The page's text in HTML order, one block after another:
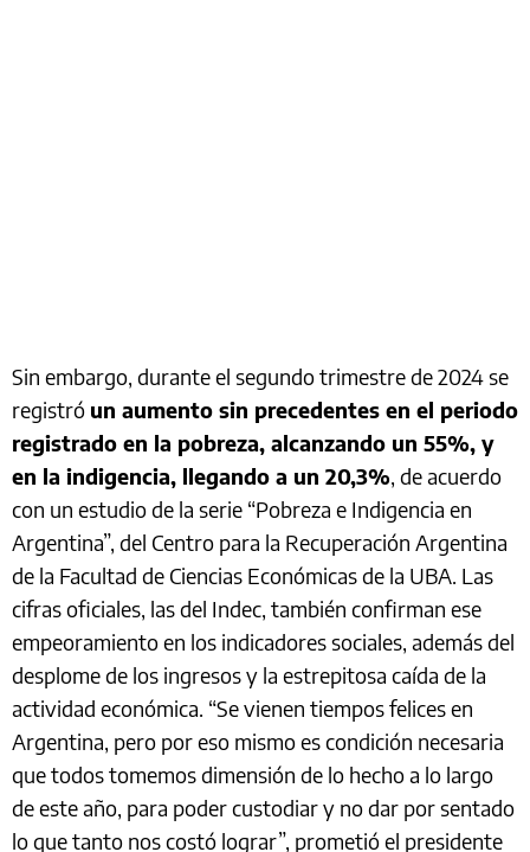
Sin embargo, durante el segundo trimestre de 2024 se
registró un aumento sin precedentes en el periodo
registrado en la pobreza, alcanzando un 55%, y
en la indigencia, llegando a un 20,3%, de acuerdo
con un estudio de la serie “Pobreza e Indigencia en
Argentina”, del Centro para la Recuperación Argentina
de la Facultad de Ciencias Económicas de la UBA. Las
cifras oficiales, las del Indec, también confirman ese
empeoramiento en los indicadores sociales, además del
desplome de los ingresos y la estrepitosa caída de la
actividad económica. “Se vienen tiempos felices en
Argentina, pero por eso mismo es condición necesaria
que todos tomemos dimensión de lo hecho a lo largo
de este año, para poder custodiar y no dar por sentado
lo que tanto nos costó lograr”, prometió el presidente